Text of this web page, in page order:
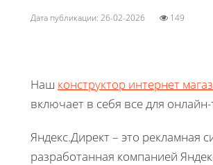
Дата публикации: 26-02-2026 149
Наш конструктор интернет
включает в себя все для
Яндекс.Директ – это рекламная
разработанная компанией